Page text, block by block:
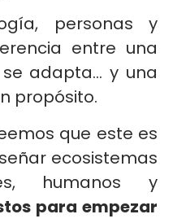
personas y
entre una
adapta… y una
propósito.
que este es
ecosistemas
humanos y
para empezar